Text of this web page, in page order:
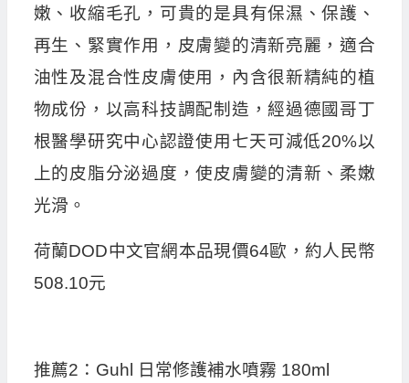
嫩、收縮毛孔，可貴的是具有保濕、保護、
再生、緊實作用，皮膚變的清新亮麗，適合
油性及混合性皮膚使用，內含很新精純的植
物成份，以高科技調配制造，經過德國哥丁
根醫學研究中心認證使用七天可減低20%以
上的皮脂分泌過度，使皮膚變的清新、柔嫩
光滑。
荷蘭DOD中文官網本品現價64歐，約人民幣
508.10元
推薦2：Guhl 日常修護補水噴霧 180ml